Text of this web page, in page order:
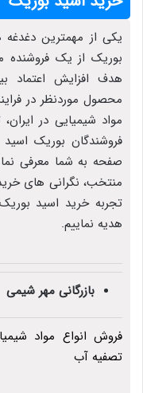
یکی از مهمترین دغدغه
بوریک از یک فروشنده
هدف افزایش اعتماد
محصول موردنظر در
مواد شیمیایی در
فروشندگان بوریک
صفحه به شما معرفی
منتخب، نگرانی های
تجربه خرید اسید
هدیه نماییم.
بازرگانی مهر شیمی
فروش انواع مواد
تصفیه آب